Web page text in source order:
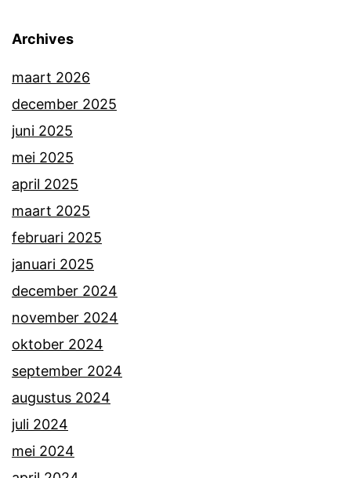
Archives
maart 2026
december 2025
juni 2025
mei 2025
april 2025
maart 2025
februari 2025
januari 2025
december 2024
november 2024
oktober 2024
september 2024
augustus 2024
juli 2024
mei 2024